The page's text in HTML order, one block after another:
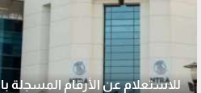
للاستعلام عن الأرقام